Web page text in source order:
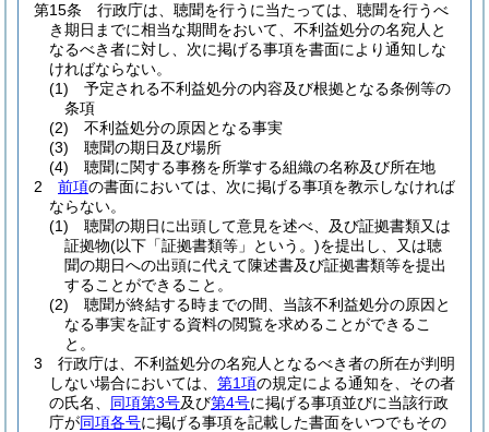
第15条
行政庁は、聴聞を行うに当たっては、聴聞を行うべ
き期日までに相当な期間をおいて、不利益処分の名宛人と
なるべき者に対し、次に掲げる事項を書面により通知しな
ければならない。
(1)
予定される不利益処分の内容及び根拠となる条例等の
条項
(2)
不利益処分の原因となる事実
(3)
聴聞の期日及び場所
(4)
聴聞に関する事務を所掌する組織の名称及び所在地
2
前項の書面においては、次に掲げる事項を教示しなければ
ならない。
(1)
聴聞の期日に出頭して意見を述べ、及び証拠書類又は
証拠物(以下「証拠書類等」という。)を提出し、又は聴
聞の期日への出頭に代えて陳述書及び証拠書類等を提出
することができること。
(2)
聴聞が終結する時までの間、当該不利益処分の原因と
なる事実を証する資料の閲覧を求めることができるこ
と。
3
行政庁は、不利益処分の名宛人となるべき者の所在が判明
しない場合においては、 第1項の規定による通知を、その者
の氏名、 同項第3号及び第4号に掲げる事項並びに当該行政
庁が同項各号に掲げる事項を記載した書面をいつでもその